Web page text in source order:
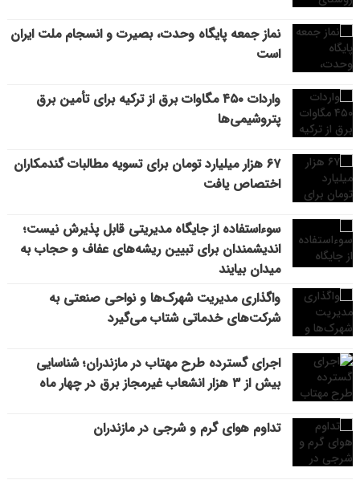
نماز جمعه پایگاه وحدت، بصیرت و انسجام ملت ایران
است
واردات ۴۵۰ مگاوات برق از ترکیه برای تأمین برق
پتروشیمی‌ها
۶۷ هزار میلیارد تومان برای تسویه مطالبات گندمکاران
اختصاص یافت
سوءاستفاده از جایگاه مدیریتی قابل پذیرش نیست؛
اندیشمندان برای تبیین ریشه‌های عفاف و حجاب به
میدان بیایند
واگذاری مدیریت شهرک‌ها و نواحی صنعتی به
شرکت‌های خدماتی شتاب می‌گیرد
اجرای گسترده طرح مهتاب در مازندران؛ شناسایی
بیش از ۳ هزار انشعاب غیرمجاز برق در چهار ماه
تداوم هوای گرم و شرجی در مازندران